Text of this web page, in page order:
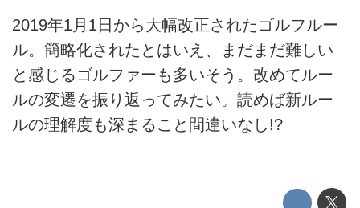
2019年1月1日から大幅改正されたゴルフルー
ル。簡略化されたとはいえ、まだまだ難しい
と感じるゴルファーも多いそう。改めてルー
ルの変遷を振り返ってみたい。読めば新ルー
ルの理解度も深まること間違いなし!?